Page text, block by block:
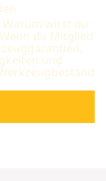
wirst du
du Mitglied
und